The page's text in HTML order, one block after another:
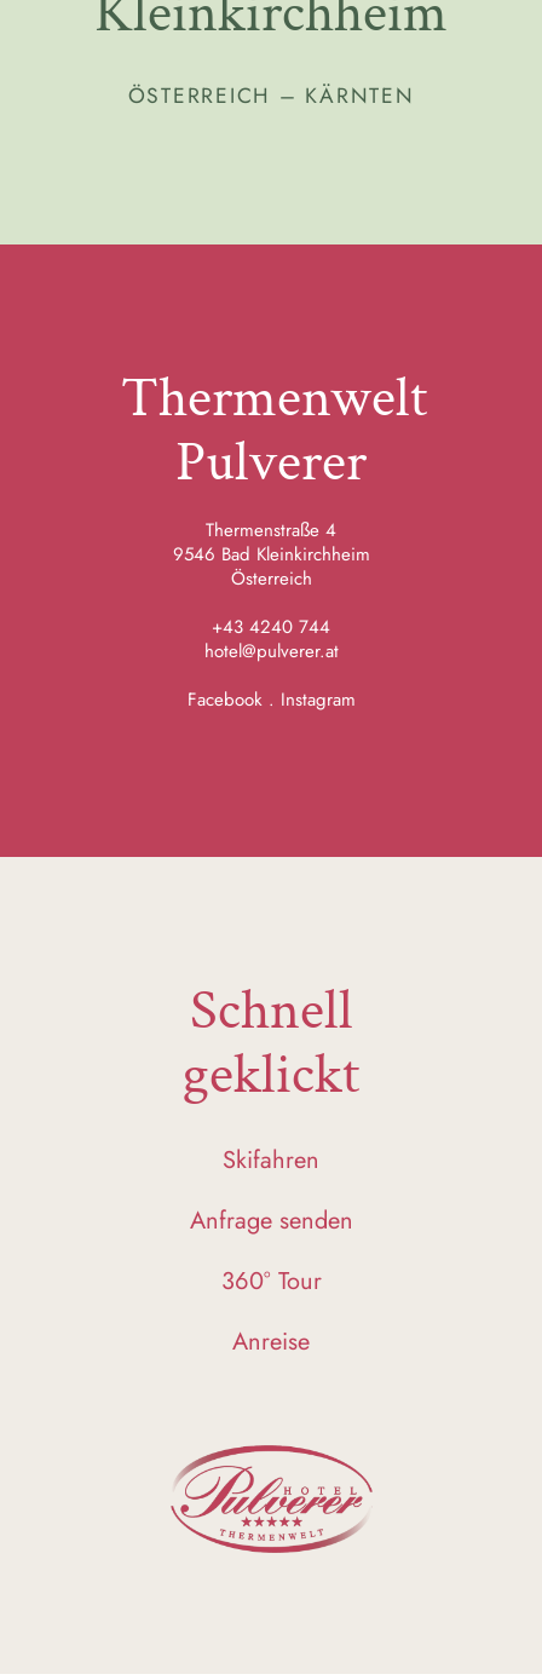
ÖSTERREICH – KÄRNTEN
Thermenwelt
Pulverer
Thermenstraße 4
9546 Bad Kleinkirchheim
Österreich
+43 4240 744
hotel@pulverer.at
Facebook. Instagram
Schnell
geklickt
Skifahren
Anfrage senden
360° Tour
Anreise